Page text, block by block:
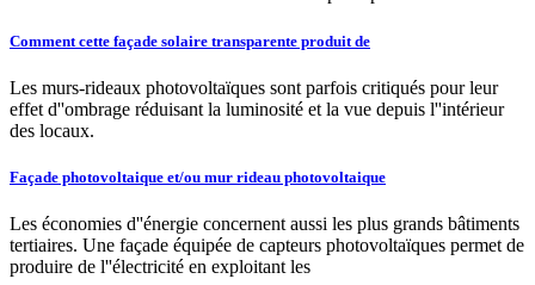
Comment cette façade solaire transparente produit de
Les murs-rideaux photovoltaïques sont parfois critiqués pour leur
effet d''ombrage réduisant la luminosité et la vue depuis l''intérieur
des locaux.
Façade photovoltaique et/ou mur rideau photovoltaique
Les économies d''énergie concernent aussi les plus grands bâtiments
tertiaires. Une façade équipée de capteurs photovoltaïques permet de
produire de l''électricité en exploitant les